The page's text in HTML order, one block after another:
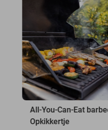
All-You-Can-Eat
Opkikkertje